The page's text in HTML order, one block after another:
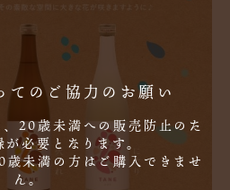
てのご協力のお願い
20歳未満への販売防止のた
必要となります。
未満の方はご購入できませ
ん。